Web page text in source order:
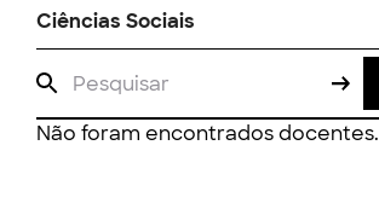
Ciências Sociais
Não foram encontrados docentes.